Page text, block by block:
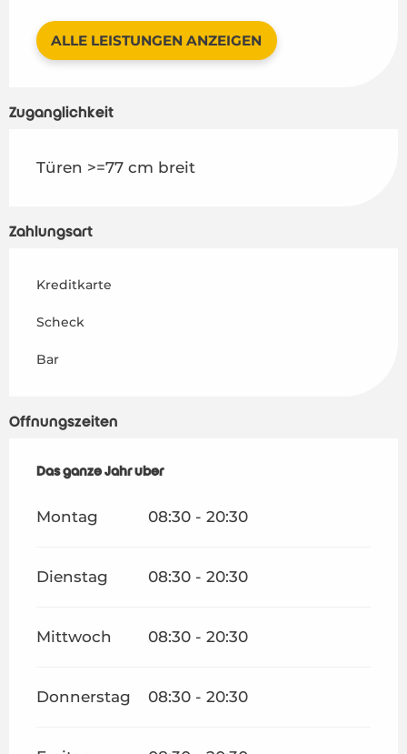
ALLE LEISTUNGEN ANZEIGEN
Zugänglichkeit
Türen >=77 cm breit
Zahlungsart
Kreditkarte
Scheck
Bar
Öffnungszeiten
Das ganze Jahr über
Das ganze Jahr über
Montag 08:30 - 20:30
Dienstag 08:30 - 20:30
Mittwoch 08:30 - 20:30
Donnerstag 08:30 - 20:30